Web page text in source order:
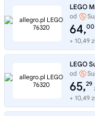
od
64,00
+ 10,49
od
65,29
+ 10,49